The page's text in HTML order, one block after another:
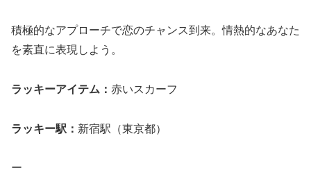
積極的なアプローチで恋のチャンス到来。情熱的なあなた
を素直に表現しよう。
ラッキーアイテム： 赤いスカーフ
ラッキー駅： 新宿駅（東京都）
ー